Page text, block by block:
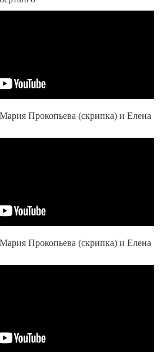
Прокопьева (скрипка) и Елена
Прокопьева (скрипка) и Елена